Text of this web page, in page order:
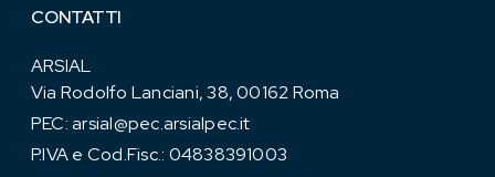
CONTATTI
ARSIAL
Via Rodolfo Lanciani, 38, 00162 Roma
PEC:arsial@pec.arsialpec.it
P.IVA e Cod.Fisc.: 04838391003